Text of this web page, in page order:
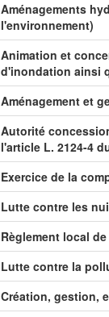
Aménagements
l'environnement)
Animation et
d'inondation ainsi
Aménagement et
Autorité
l'article L. 2124-4
Exercice de la
Lutte contre les
Règlement local
Lutte contre la
Création, gestion,